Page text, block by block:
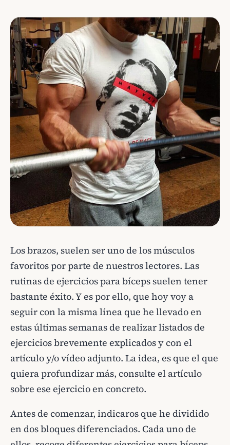
Los brazos, suelen ser uno de los músculos
favoritos por parte de nuestros lectores. Las
rutinas de ejercicios para bíceps suelen tener
bastante éxito. Y es por ello, que hoy voy a
seguir con la misma línea que he llevado en
estas últimas semanas de realizar listados de
ejercicios brevemente explicados y con el
artículo y/o vídeo adjunto. La idea, es que el que
quiera profundizar más, consulte el artículo
sobre ese ejercicio en concreto.
Antes de comenzar, indicaros que he dividido
en dos bloques diferenciados. Cada uno de